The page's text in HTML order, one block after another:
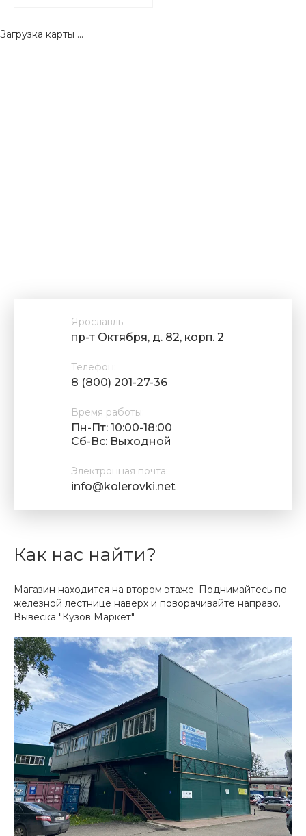
Загрузка карты ...
Ярославль
пр-т Октября, д. 82, корп. 2
Телефон:
8 (800) 201-27-36
Время работы:
Пн-Пт: 10:00-18:00
Cб-Вс: Выходной
Электронная почта:
info@kolerovki.net
Как нас найти?
Магазин находится на втором этаже. Поднимайтесь по
железной лестнице наверх и поворачивайте направо.
Вывеска "Кузов Маркет".